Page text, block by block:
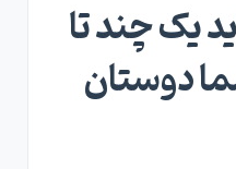
یک چند تا
دوستان